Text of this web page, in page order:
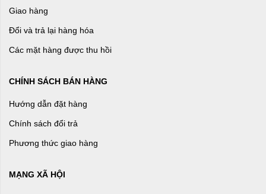
Giao hàng
Đổi và trả lại hàng hóa
Các mặt hàng được thu hồi
CHÍNH SÁCH BÁN HÀNG
Hướng dẫn đặt hàng
Chính sách đổi trả
Phương thức giao hàng
MẠNG XÃ HỘI